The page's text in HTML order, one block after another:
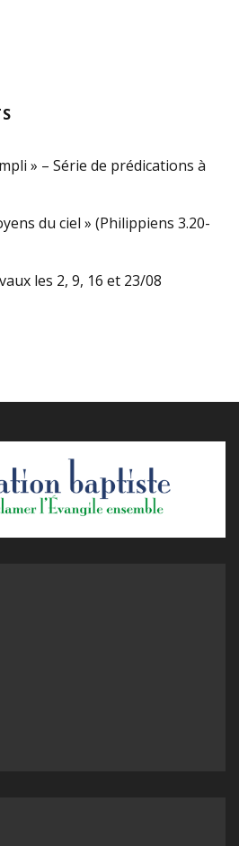
» – Série de prédications à
du ciel » (Philippiens 3.20-
les 2, 9, 16 et 23/08